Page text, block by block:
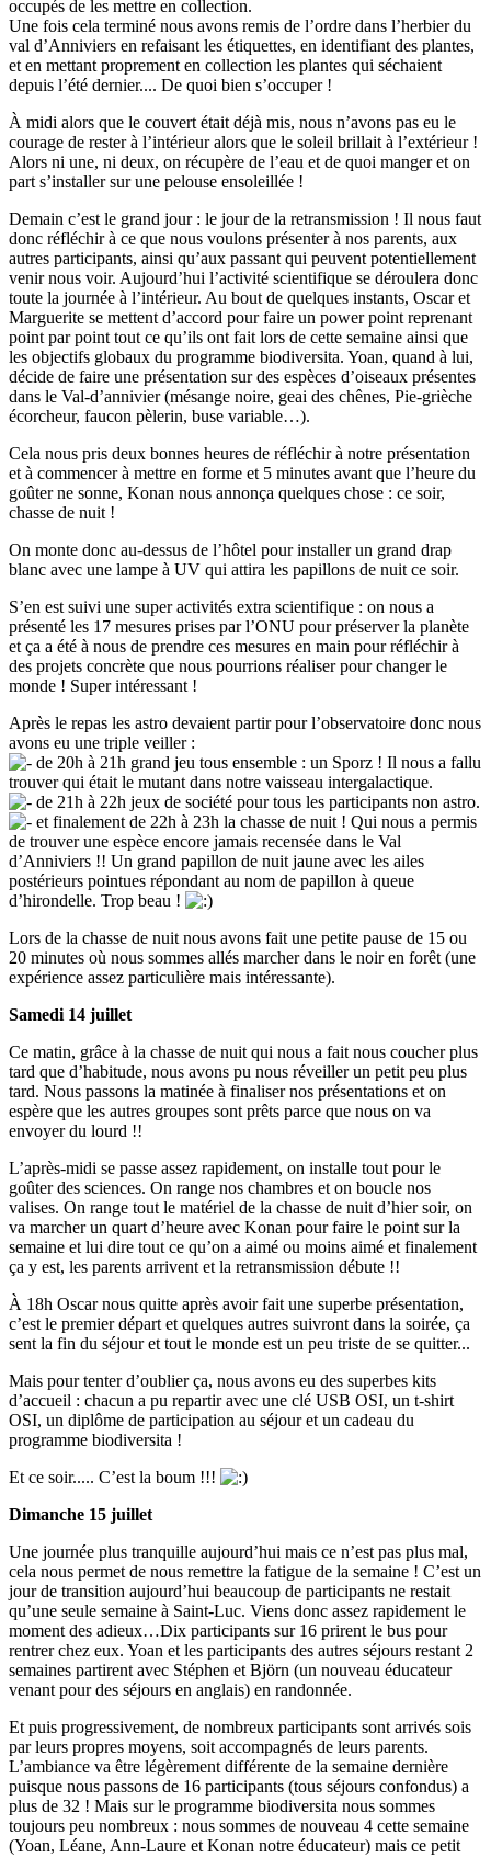
occupés de les mettre en collection.
Une fois cela terminé nous avons remis de l’ordre dans l’herbier du
val d’Anniviers en refaisant les étiquettes, en identifiant des plantes,
et en mettant proprement en collection les plantes qui séchaient
depuis l’été dernier.... De quoi bien s’occuper !
À midi alors que le couvert était déjà mis, nous n’avons pas eu le
courage de rester à l’intérieur alors que le soleil brillait à l’extérieur !
Alors ni une, ni deux, on récupère de l’eau et de quoi manger et on
part s’installer sur une pelouse ensoleillée !
Demain c’est le grand jour : le jour de la retransmission ! Il nous faut
donc réfléchir à ce que nous voulons présenter à nos parents, aux
autres participants, ainsi qu’aux passant qui peuvent potentiellement
venir nous voir. Aujourd’hui l’activité scientifique se déroulera donc
toute la journée à l’intérieur. Au bout de quelques instants, Oscar et
Marguerite se mettent d’accord pour faire un power point reprenant
point par point tout ce qu’ils ont fait lors de cette semaine ainsi que
les objectifs globaux du programme biodiversita. Yoan, quand à lui,
décide de faire une présentation sur des espèces d’oiseaux présentes
dans le Val-d’annivier (mésange noire, geai des chênes, Pie-grièche
écorcheur, faucon pèlerin, buse variable…).
Cela nous pris deux bonnes heures de réfléchir à notre présentation
et à commencer à mettre en forme et 5 minutes avant que l’heure du
goûter ne sonne, Konan nous annonça quelques chose : ce soir,
chasse de nuit !
On monte donc au-dessus de l’hôtel pour installer un grand drap
blanc avec une lampe à UV qui attira les papillons de nuit ce soir.
S’en est suivi une super activités extra scientifique : on nous a
présenté les 17 mesures prises par l’ONU pour préserver la planète
et ça a été à nous de prendre ces mesures en main pour réfléchir à
des projets concrète que nous pourrions réaliser pour changer le
monde ! Super intéressant !
Après le repas les astro devaient partir pour l’observatoire donc nous
avons eu une triple veiller :
de 20h à 21h grand jeu tous ensemble : un Sporz ! Il nous a fallu
trouver qui était le mutant dans notre vaisseau intergalactique.
de 21h à 22h jeux de société pour tous les participants non astro.
et finalement de 22h à 23h la chasse de nuit ! Qui nous a permis
de trouver une espèce encore jamais recensée dans le Val
d’Anniviers !! Un grand papillon de nuit jaune avec les ailes
postérieurs pointues répondant au nom de papillon à queue
d’hirondelle. Trop beau !
Lors de la chasse de nuit nous avons fait une petite pause de 15 ou
20 minutes où nous sommes allés marcher dans le noir en forêt (une
expérience assez particulière mais intéressante).
Samedi 14 juillet
Ce matin, grâce à la chasse de nuit qui nous a fait nous coucher plus
tard que d’habitude, nous avons pu nous réveiller un petit peu plus
tard. Nous passons la matinée à finaliser nos présentations et on
espère que les autres groupes sont prêts parce que nous on va
envoyer du lourd !!
L’après-midi se passe assez rapidement, on installe tout pour le
goûter des sciences. On range nos chambres et on boucle nos
valises. On range tout le matériel de la chasse de nuit d’hier soir, on
va marcher un quart d’heure avec Konan pour faire le point sur la
semaine et lui dire tout ce qu’on a aimé ou moins aimé et finalement
ça y est, les parents arrivent et la retransmission débute !!
À 18h Oscar nous quitte après avoir fait une superbe présentation,
c’est le premier départ et quelques autres suivront dans la soirée, ça
sent la fin du séjour et tout le monde est un peu triste de se quitter...
Mais pour tenter d’oublier ça, nous avons eu des superbes kits
d’accueil : chacun a pu repartir avec une clé USB OSI, un t-shirt
OSI, un diplôme de participation au séjour et un cadeau du
programme biodiversita !
Et ce soir..... C’est la boum !!!
Dimanche 15 juillet
Une journée plus tranquille aujourd’hui mais ce n’est pas plus mal,
cela nous permet de nous remettre la fatigue de la semaine ! C’est un
jour de transition aujourd’hui beaucoup de participants ne restait
qu’une seule semaine à Saint-Luc. Viens donc assez rapidement le
moment des adieux…Dix participants sur 16 prirent le bus pour
rentrer chez eux. Yoan et les participants des autres séjours restant 2
semaines partirent avec Stéphen et Björn (un nouveau éducateur
venant pour des séjours en anglais) en randonnée.
Et puis progressivement, de nombreux participants sont arrivés sois
par leurs propres moyens, soit accompagnés de leurs parents.
L’ambiance va être légèrement différente de la semaine dernière
puisque nous passons de 16 participants (tous séjours confondus) a
plus de 32 ! Mais sur le programme biodiversita nous sommes
toujours peu nombreux : nous sommes de nouveau 4 cette semaine
(Yoan, Léane, Ann-Laure et Konan notre éducateur) mais ce petit